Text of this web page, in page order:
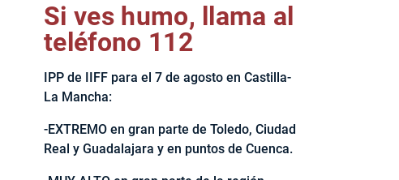
Si ves humo, llama al
teléfono 112
IPP de IIFF para el 7 de agosto en Castilla-
La Mancha:
-EXTREMO en gran parte de Toledo, Ciudad
Real y Guadalajara y en puntos de Cuenca.